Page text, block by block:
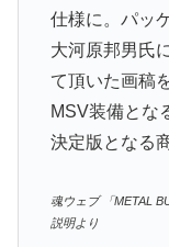
仕様に。パッ
大河原邦男氏
て頂いた画稿
MSV装備とな
決定版となる
魂ウェブ 「METAL
説明より